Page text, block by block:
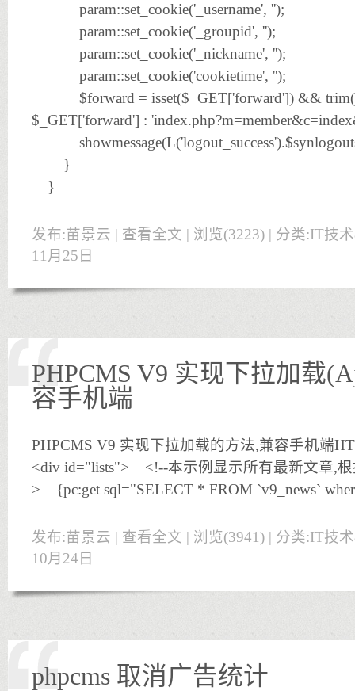
param::set_cookie('_username', '');
param::set_cookie('_groupid', '');
param::set_cookie('_nickname', '');
param::set_cookie('cookietime', '');
$forward = isset($_GET['forward']) &&
$_GET['forward'] :
}
}
发布:苗景云 | 查看全文 | 浏览(3223) | 分类:IT技
11月25日
PHPCMS V9 实现下拉加载
容手机端
PHPCMS V9 实现下拉加载的方法,兼容手机端
<div id="lists"> <!--本示例显示所有最新文章,
> {pc:get sql="SELECT * FROM `v9_news`
发布:苗景云 | 查看全文 | 浏览(3941) | 分类:IT技
10月24日
phpcms 取消广告统计